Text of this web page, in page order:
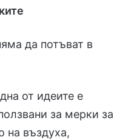
да потъват в
от идеите е
за мерки за
на въздуха,